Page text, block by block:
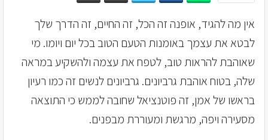
אין מה להגיד, אופנה זה הכל, זה החיים, זה הדרך שלך
לבטא את עצמך באומנות הטעם הטוב בכל יום ויומו. מי
שאוהבת להראות טוב, לטפח את עצמה ולהשקיע במראה
שלה, בטוח אוהבת גרביונים. גרביונים לנשים זה כמו רעיון
בראשו של אמן, זה פוטנציאל שחובה לממש כי התוצאה
מסעירה ויפה, מרגשת ומעוררת מבפנים.